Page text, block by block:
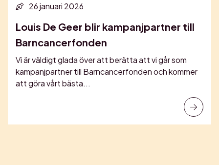
26 januari 2026
Louis De Geer blir kampanjpartner till
Barncancerfonden
Vi är väldigt glada över att berätta att vi går som
kampanjpartner till Barncancerfonden och kommer
att göra vårt bästa...